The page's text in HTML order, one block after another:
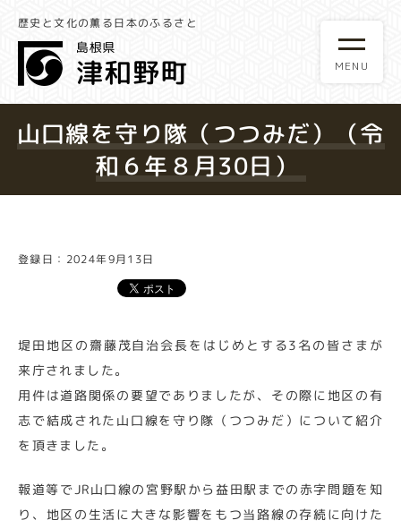
歴史と文化の薫る日本のふるさと
山口線を守り隊（つつみだ）（令
和６年８月30日）
登録日：2024年9月13日
堤田地区の齋藤茂自治会長をはじめとする3名の皆さまが
来庁されました。
用件は道路関係の要望でありましたが、その際に地区の有
志で結成された山口線を守り隊（つつみだ）について紹介
を頂きました。
報道等でJR山口線の宮野駅から益田駅までの赤字問題を知
り、地区の生活に大きな影響をもつ当路線の存続に向けた